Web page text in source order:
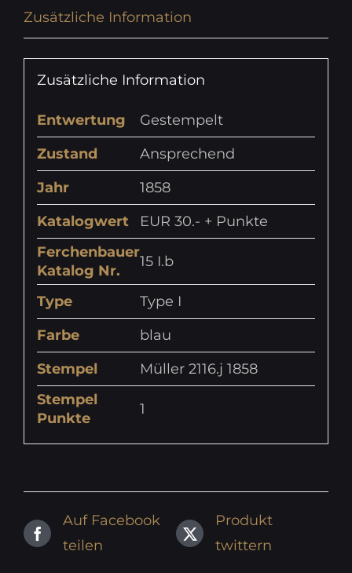
Zusätzliche Information
Zusätzliche Information
Entwertung
Gestempelt
Zustand
Ansprechend
Jahr
1858
Katalogwert
EUR 30.- + Punkte
Ferchenbauer
Katalog Nr.
15 I.b
Type
Type I
Farbe
blau
Stempel
Müller 2116.j 1858
Stempel
Punkte
1
Auf Facebook
teilen
Produkt
twittern